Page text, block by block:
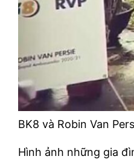
BK8 và Robin Van
Hình ảnh những gia